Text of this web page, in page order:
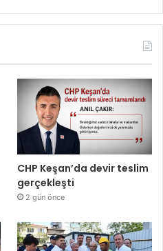
CHP Keşan’da devir teslim
gerçekleşti
2 gün önce